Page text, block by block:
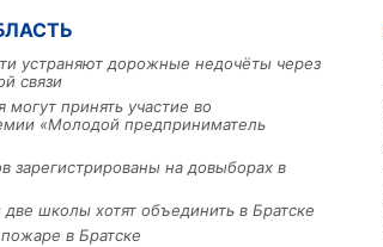
устраняют дорожные недочёты через
связи
принять участие во
«Молодой предприниматель
зарегистрированы на довыборах в
две школы хотят объединить в Братске
в Братске